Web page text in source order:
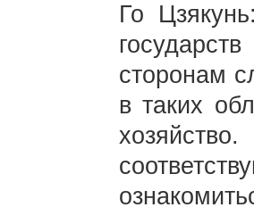
Го
сторонам
в таких